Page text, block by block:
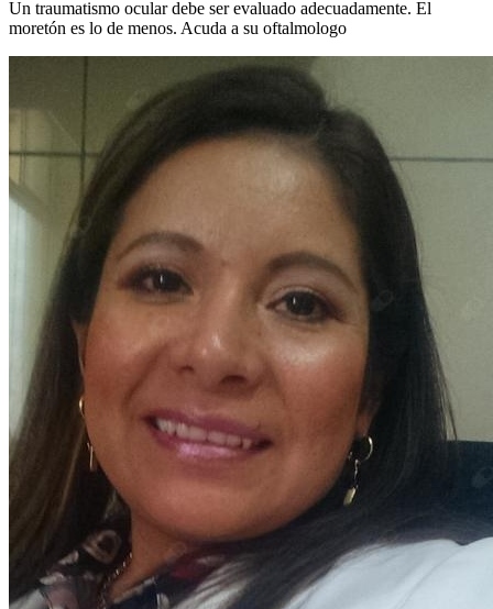
Un traumatismo ocular debe ser evaluado adecuadamente. El
moretón es lo de menos. Acuda a su oftalmologo